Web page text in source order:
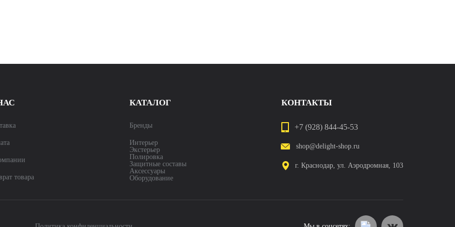
товара
КАТАЛОГ
Бренды
Интерьер
Экстерьер
Полировка
Защитные составы
Аксессуары
Оборудование
КОНТАКТЫ
+7 (928) 844-45-53
shop@delight-shop.ru
г. Краснодар, ул. Аэродромная, 103